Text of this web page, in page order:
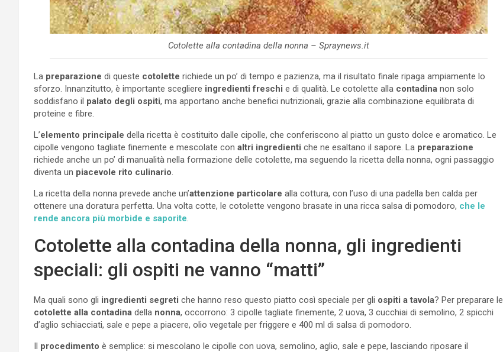
Cotolette alla contadina della nonna – Spraynews.it
La preparazione di queste cotolette richiede un po’ di tempo e pazienza, ma il risultato finale ripaga ampiamente lo
sforzo. Innanzitutto, è importante scegliere ingredienti freschi e di qualità. Le cotolette alla contadina non solo
soddisfano il palato degli ospiti, ma apportano anche benefici nutrizionali, grazie alla combinazione equilibrata di
proteine e fibre.
L’elemento principale della ricetta è costituito dalle cipolle, che conferiscono al piatto un gusto dolce e aromatico. Le
cipolle vengono tagliate finemente e mescolate con altri ingredienti che ne esaltano il sapore. La preparazione
richiede anche un po’ di manualità nella formazione delle cotolette, ma seguendo la ricetta della nonna, ogni passaggio
diventa un piacevole rito culinario
La ricetta della nonna prevede anche un’attenzione particolare alla cottura, con l’uso di una padella ben calda per
ottenere una doratura perfetta. Una volta cotte, le cotolette vengono brasate in una ricca salsa di pomodoro, che le
rende ancora più morbide e saporite
Cotolette alla contadina della nonna, gli ingredienti
speciali: gli ospiti ne vanno “matti”
Ma quali sono gli ingredienti segreti che hanno reso questo piatto così speciale per gli ospiti a tavola? Per preparare le
cotolette alla contadina della nonna, occorrono: 3 cipolle tagliate finemente, 2 uova, 3 cucchiai di semolino, 2 spicchi
d’aglio schiacciati, sale e pepe a piacere, olio vegetale per friggere e 400 ml di salsa di pomodoro.
Il procedimento è semplice: si mescolano le cipolle con uova, semolino, aglio, sale e pepe, lasciando riposare il